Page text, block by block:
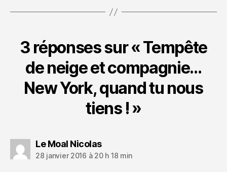
3 réponses sur « Tempête
de neige et compagnie…
New York, quand tu nous
tiens ! »
Le Moal Nicolasdit :
28 janvier 2016 à 20 h 18 min